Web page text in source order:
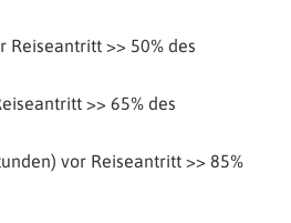
Reiseantritt >> 50% des
>> 65% des
vor Reiseantritt >> 85%